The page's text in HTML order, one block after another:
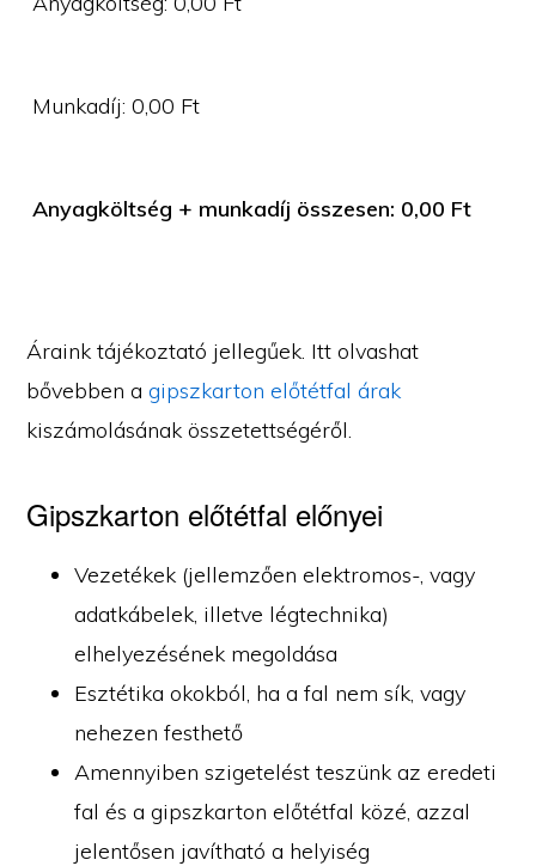
Munkadíj:0,00 Ft
Anyagköltség + munkadíj összesen: 0,00 Ft
Áraink tájékoztató jellegűek. Itt olvashat
bővebben agipszkarton előtétfal árak
kiszámolásának összetettségéről.
Gipszkarton előtétfal előnyei
Vezetékek (jellemzően elektromos-, vagy
adatkábelek, illetve légtechnika)
elhelyezésének megoldása
Esztétika okokból, ha a fal nem sík, vagy
nehezen festhető
Amennyiben szigetelést teszünk az eredeti
fal és a gipszkarton előtétfal közé, azzal
jelentősen javítható a helyiség